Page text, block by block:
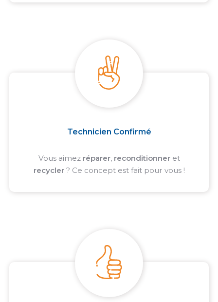
Technicien Confirmé
Vous aimez réparer, reconditionneret
recycler? Ce concept est fait pour vous !